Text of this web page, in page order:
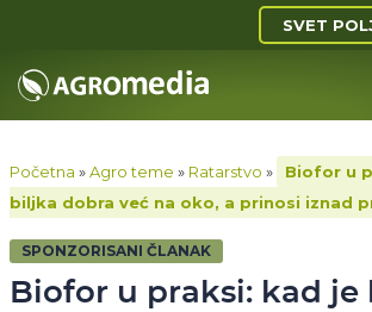
SVET
Početna »Agro teme » Ratarstvo »
Biofor u
biljka dobra već na oko, a prinosi iznad
SPONZORISANI ČLANAK
Biofor u praksi: kad je